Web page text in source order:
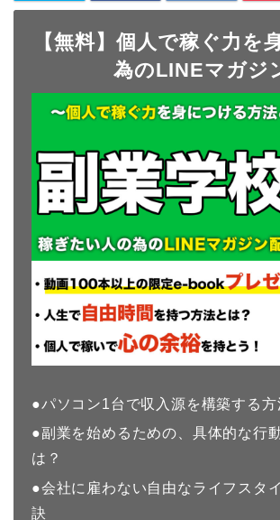
【無料】個人で稼ぐ力を
為のLINEマガジ
●パソコン1台で収入源を構築する方
●副業を始めるための、具体的な行
は？
●会社に雇わない自由なライフスタ
訣